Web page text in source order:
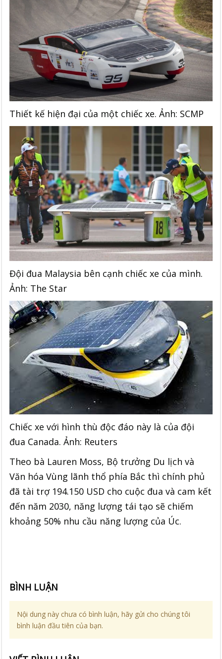
Thiết kế hiện đại của một chiếc xe. Ảnh: SCMP
Đội đua Malaysia bên cạnh chiếc xe của mình.
Ảnh: The Star
Chiếc xe với hình thù độc đáo này là của đội
đua Canada. Ảnh: Reuters
Theo bà Lauren Moss, Bộ trưởng Du lịch và
Văn hóa Vùng lãnh thổ phía Bắc thì chính phủ
đã tài trợ 194.150 USD cho cuộc đua và cam kết
đến năm 2030, năng lượng tái tạo sẽ chiếm
khoảng 50% nhu cầu năng lượng của Úc.
BÌNH LUẬN
Nội dung này chưa có bình luận, hãy gửi cho chúng tôi
bình luận đầu tiên của bạn.